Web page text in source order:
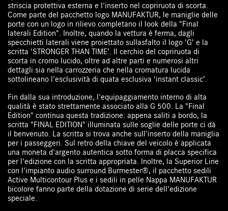
striscia protettiva esterna e l'inserto nel copriruota di scorta.
Come parte del pacchetto logo MANUFAKTUR, le maniglie delle
porte con un logo in rilievo completano il look della "Final
laterali Edition". Inoltre, quando la vettura è ferma, dagli
specchietti laterali viene proiettato sullasfalto il logo ‘G’ e la
scritta ‘STRONGER THAN TIME’. Il cerchio del copriruota di
scorta in cromo lucido, oltre ad altre parti e numerosi altri
dettagli sia nella carrozzeria che nella cromatura lucida
sottolineano l'esclusività di quata esclusiva ‘instant classic’.
Fin dalla sua introduzione, l'equipaggiamento interno di alta
qualità è stato strettamente associato alla G 500. La "Final
Edition" continua questa tradizione: appena saliti a bordo, la
scritta "FINAL EDITION" illuminata sulle soglie delle porte ci dà
il benvenuto. La scritta si trova anche sull'inserto della maniglia
per i passeggeri. Sul retro della chiave del veicolo è applicata
una moneta d'argento autentica sotto forma di placca specifica
per l'edizione con la scritta appropriata. Inoltre, la Superior Line
con l'impianto audio surround Burmester®, il pacchetto sedili
Active Multicontour Plus e i sedili in pelle Nappa MANUFAKTUR
bicolore fanno parte della dotazione di serie dell'edizione
speciale.